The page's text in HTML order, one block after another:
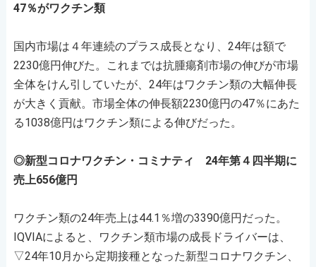
47％がワクチン類
国内市場は４年連続のプラス成長となり、24年は額で
2230億円伸びた。これまでは抗腫瘍剤市場の伸びが市場
全体をけん引していたが、24年はワクチン類の大幅伸長
が大きく貢献。市場全体の伸長額2230億円の47％にあた
る1038億円はワクチン類による伸びだった。
◎新型コロナワクチン・コミナティ 24年第４四半期に
売上656億円
ワクチン類の24年売上は44.1％増の3390億円だった。
IQVIAによると、ワクチン類市場の成長ドライバーは、
▽24年10月から定期接種となった新型コロナワクチン、